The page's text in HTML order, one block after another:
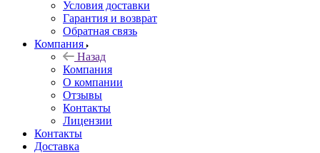
Условия доставки
Гарантия и возврат
Обратная связь
Компания
Назад
Компания
О компании
Отзывы
Контакты
Лицензии
Контакты
Доставка